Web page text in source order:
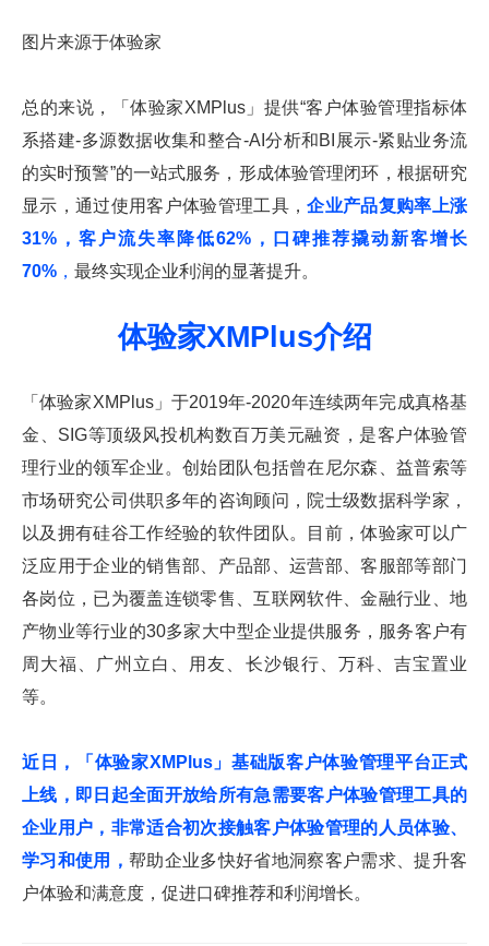
图片来源于体验家
总的来说，「体验家XMPlus」提供“客户体验管理指标体
系搭建-多源数据收集和整合-AI分析和BI展示-紧贴业务流
的实时预警”的一站式服务，形成体验管理闭环，根据研究
显示，通过使用客户体验管理工具，企业产品复购率上涨
31%，客户流失率降低62%，口碑推荐撬动新客增长
70% ， 最终实现企业利润的显著提升。
体验家XMPlus介绍
「体验家XMPlus」于2019年-2020年连续两年完成真格基
金、SIG等顶级风投机构数百万美元融资，是客户体验管
理行业的领军企业。创始团队包括曾在尼尔森、益普索等
市场研究公司供职多年的咨询顾问，院士级数据科学家，
以及拥有硅谷工作经验的软件团队。目前，体验家可以广
泛应用于企业的销售部、产品部、运营部、客服部等部门
各岗位，已为覆盖连锁零售、互联网软件、金融行业、地
产物业等行业的30多家大中型企业提供服务，服务客户有
周大福、广州立白、用友、长沙银行、万科、吉宝置业
等。
近日，「体验家XMPlus」基础版客户体验管理平台正式
上线，即日起全面开放给所有急需要客户体验管理工具的
企业用户，非常适合初次接触客户体验管理的人员体验、
学习和使用， 帮助企业多快好省地洞察客户需求、提升客
户体验和满意度，促进口碑推荐和利润增长。